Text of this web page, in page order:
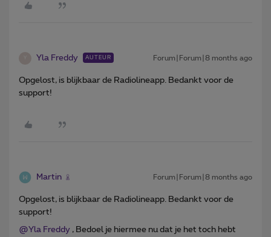
Yla Freddy AUTEUR Forum|Forum|8 months ago
Opgelost, is blijkbaar de Radiolineapp. Bedankt voor de
support!
Martin Forum|Forum|8 months ago
Opgelost, is blijkbaar de Radiolineapp. Bedankt voor de
support!
@Yla Freddy , Bedoel je hiermee nu dat je het toch hebt